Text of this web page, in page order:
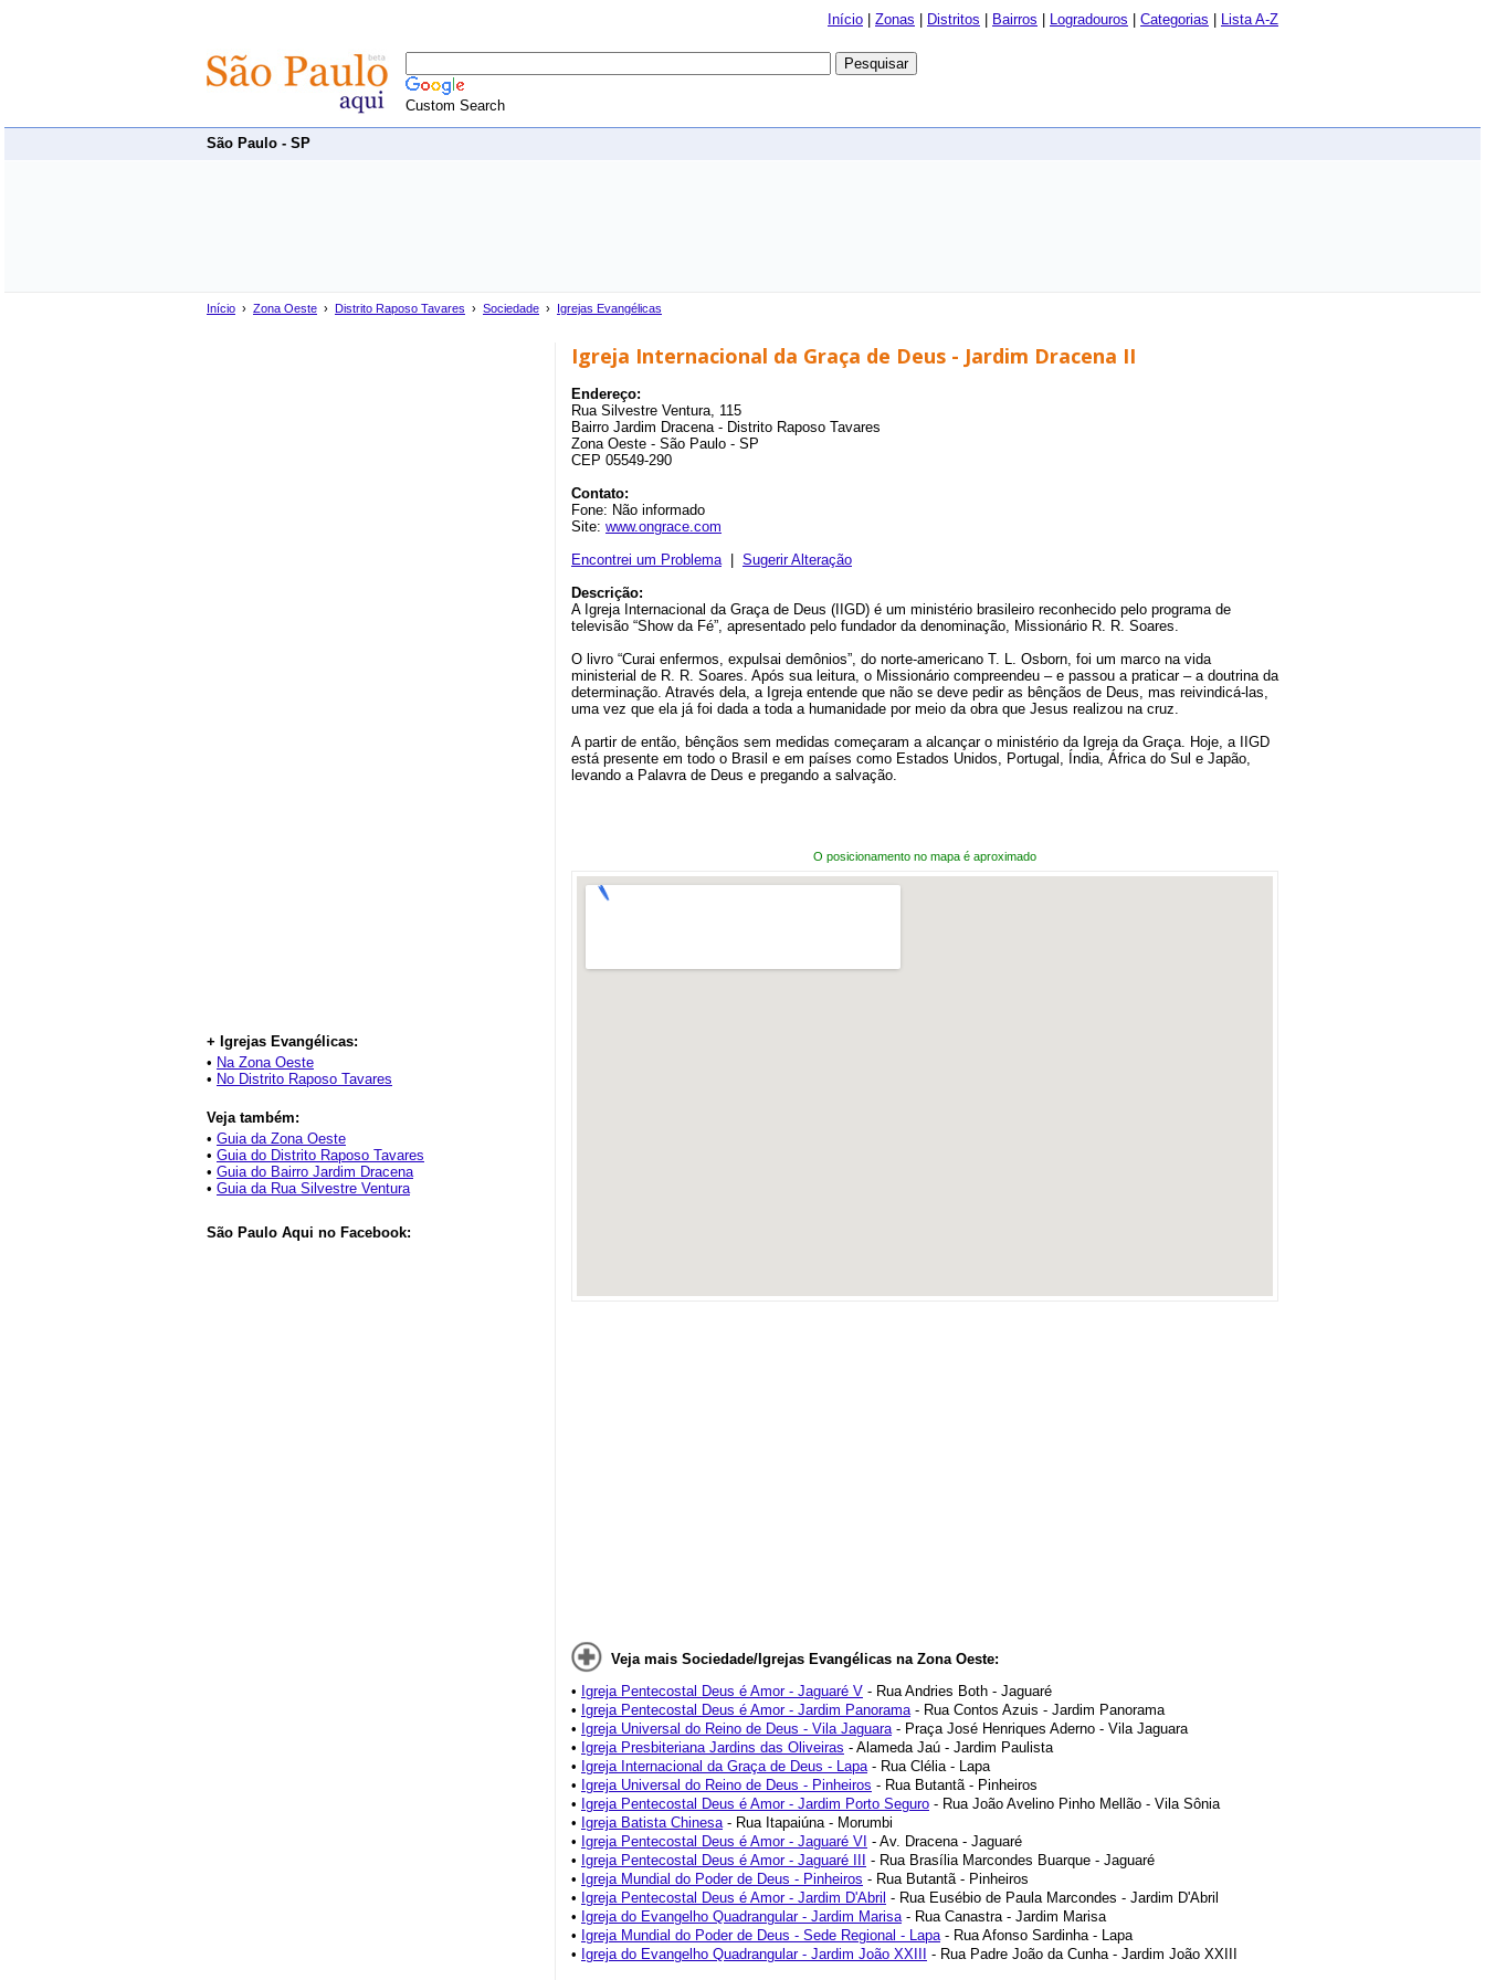
Início Zonas Distritos Bairros Logradouros Categorias Lista A-Z
Custom Search
São Paulo - SP
Início › Zona Oeste › Distrito Raposo Tavares › Sociedade › Igrejas Evangélicas
+ Igrejas Evangélicas:
• Na Zona Oeste
• No Distrito Raposo Tavares
Veja também:
• Guia da Zona Oeste
• Guia do Distrito Raposo Tavares
• Guia do Bairro Jardim Dracena
• Guia da Rua Silvestre Ventura
São Paulo Aqui no Facebook:
Igreja Internacional da Graça de Deus - Jardim Dracena II
Endereço:
Rua Silvestre Ventura, 115
Bairro Jardim Dracena - Distrito Raposo Tavares
Zona Oeste - São Paulo - SP
CEP 05549-290
Contato:
Fone: Não informado
Site: www.ongrace.com
Encontrei um Problema| Sugerir Alteração
Descrição:
A Igreja Internacional da Graça de Deus (IIGD) é um ministério brasileiro reconhecido pelo programa de
televisão “Show da Fé”, apresentado pelo fundador da denominação, Missionário R. R. Soares.
O livro “Curai enfermos, expulsai demônios”, do norte-americano T. L. Osborn, foi um marco na vida
ministerial de R. R. Soares. Após sua leitura, o Missionário compreendeu – e passou a praticar – a doutrina da
determinação. Através dela, a Igreja entende que não se deve pedir as bênçãos de Deus, mas reivindicá-las,
uma vez que ela já foi dada a toda a humanidade por meio da obra que Jesus realizou na cruz.
A partir de então, bênçãos sem medidas começaram a alcançar o ministério da Igreja da Graça. Hoje, a IIGD
está presente em todo o Brasil e em países como Estados Unidos, Portugal, Índia, África do Sul e Japão,
levando a Palavra de Deus e pregando a salvação.
O posicionamento no mapa é aproximado
Veja mais Sociedade/Igrejas Evangélicas na Zona Oeste:
• Igreja Pentecostal Deus é Amor - Jaguaré V - Rua Andries Both - Jaguaré
• Igreja Pentecostal Deus é Amor - Jardim Panorama- Rua Contos Azuis - Jardim Panorama
• Igreja Universal do Reino de Deus - Vila Jaguara- Praça José Henriques Aderno - Vila Jaguara
• Igreja Presbiteriana Jardins das Oliveiras - Alameda Jaú - Jardim Paulista
• Igreja Internacional da Graça de Deus - Lapa- Rua Clélia - Lapa
• Igreja Universal do Reino de Deus - Pinheiros - Rua Butantã - Pinheiros
• Igreja Pentecostal Deus é Amor - Jardim Porto Seguro - Rua João Avelino Pinho Mellão - Vila Sônia
• Igreja Batista Chinesa- Rua Itapaiúna - Morumbi
• Igreja Pentecostal Deus é Amor - Jaguaré VI - Av. Dracena - Jaguaré
• Igreja Pentecostal Deus é Amor - Jaguaré III
- Rua Brasília Marcondes Buarque - Jaguaré
• Igreja Mundial do Poder de Deus - Pinheiros - Rua Butantã - Pinheiros
• Igreja Pentecostal Deus é Amor - Jardim D'Abril - Rua Eusébio de Paula Marcondes - Jardim D'Abril
• Igreja do Evangelho Quadrangular - Jardim Marisa- Rua Canastra - Jardim Marisa
• Igreja Mundial do Poder de Deus - Sede Regional - Lapa- Rua Afonso Sardinha - Lapa
• Igreja do Evangelho Quadrangular - Jardim João XXIII - Rua Padre João da Cunha - Jardim João XXIII